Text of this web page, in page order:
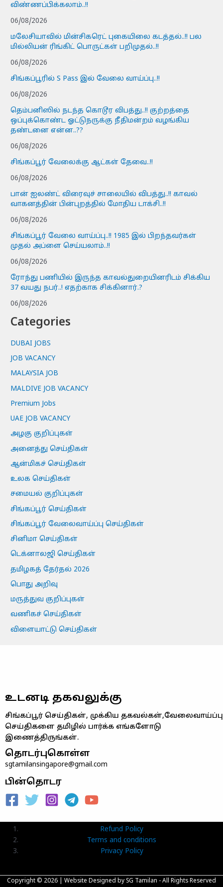
விண்ணப்பிக்கலாம்..!!
06/08/2026
மலேசியாவில் மின்சிகரெட் புகையிலை கடத்தல்..!! பல
மில்லியன் ரிங்கிட் பொருட்கள் பறிமுதல்..!!
06/08/2026
சிங்கப்பூரில் S Pass இல் வேலை வாய்ப்பு..!!
06/08/2026
தெம்பனிஸில் நடந்த கொடூர விபத்து..!! குற்றத்தை
ஒப்புக்கொண்ட ஓட்டுநருக்கு நீதிமன்றம் வழங்கிய
தண்டனை என்ன..??
06/08/2026
சிங்கப்பூர் வேலைக்கு ஆட்கள் தேவை..!!
06/08/2026
பான் ஐலண்ட் விரைவுச் சாலையில் விபத்து..!! காவல்
வாகனத்தின் பின்புறத்தில் மோதிய டாக்சி..!!
06/08/2026
சிங்கப்பூர் வேலை வாய்ப்பு..!! 1985 இல் பிறந்தவர்கள்
முதல் அப்ளை செய்யலாம்..!!
06/08/2026
ரோந்து பணியில் இருந்த காவல்துறையினரிடம் சிக்கிய
37 வயது நபர்..! எதற்காக சிக்கினார்.?
06/08/2026
Categories
DUBAI JOBS
JOB VACANCY
MALAYSIA JOB
MALDIVE JOB VACANCY
Premium Jobs
UAE JOB VACANCY
அழகு குறிப்புகள்
அனைத்து செய்திகள்
ஆன்மிகச் செய்திகள்
உலக செய்திகள்
சமையல் குறிப்புகள்
சிங்கப்பூர் செய்திகள்
சிங்கப்பூர் வேலைவாய்ப்பு செய்திகள்
சினிமா செய்திகள்
டெக்னாலஜி செய்திகள்
தமிழகத் தேர்தல் 2026
பொது அறிவு
மருத்துவ குறிப்புகள்
வணிகச் செய்திகள்
விளையாட்டு செய்திகள்
உடனடி தகவலுக்கு
சிங்கப்பூர் செய்திகள், முக்கிய தகவல்கள்,வேலைவாய்ப்பு
செய்திகளை தமிழில் பார்க்க எங்களோடு
இணைத்திருங்கள்.
தொடர்புகொள்ள
sgtamilansingapore@gmail.com
பின்தொடர
Refund Policy
Terms and conditions
Privacy Policy
Copyright © 2026 | Website Designed by SG Tamilan - All Rights Reserved